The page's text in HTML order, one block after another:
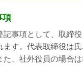
項
記事項として、取締
ます。代表取締役は
た、社外役員の場合